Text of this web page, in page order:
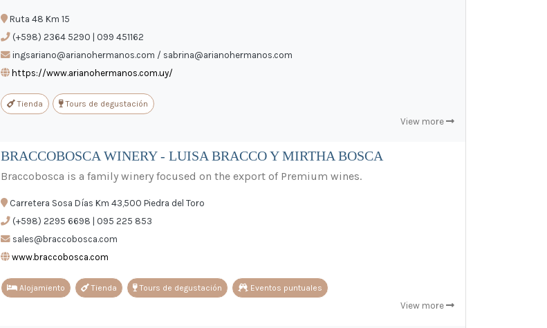
Ruta 48 Km 15
(+598) 2364 5290 | 099 451162
ingsariano@arianohermanos.com / sabrina@arianohermanos.com
https://www.arianohermanos.com.uy/
Tienda Tours de degustación
View more
BRACCOBOSCA WINERY - LUISA BRACCO Y MIRTHA BOSCA
Braccobosca is a family winery focused on the export of Premium wines.
Carretera Sosa Días Km 43,500 Piedra del Toro
(+598) 2295 6698 | 095 225 853
sales@braccobosca.com
www.braccobosca.com
Alojamiento Tienda Tours de degustación Eventos puntuales
View more